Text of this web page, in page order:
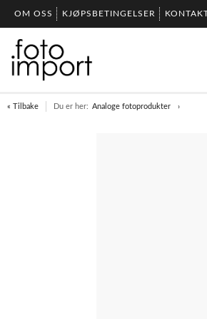
OM OSS KJØPSBETINGELSER
« Tilbake Du er her: Analoge fotoprodukter